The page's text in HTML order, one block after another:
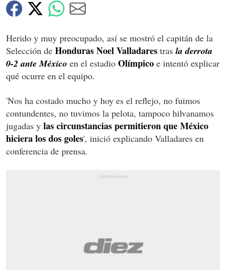
Herido y muy preocupado, así se mostró el capitán de la
Selección de Honduras Noel Valladares tras la derrota
0-2 ante México en el estadio Olímpico e intentó explicar
qué ocurre en el equipo.
'Nos ha costado mucho y hoy es el reflejo, no fuimos
contundentes, no tuvimos la pelota, tampoco hilvanamos
jugadas y las circunstancias permitieron que México
hiciera los dos goles', inició explicando Valladares en
conferencia de prensa.